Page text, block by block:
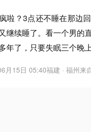
疯啦？3点还不睡在那边
继续睡了。看一个男的
年了，只要失眠三个晚
月15日 05:40福建 · 福州来